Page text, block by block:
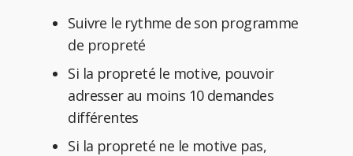
Suivre le rythme de son programme
de propreté
Si la propreté le motive, pouvoir
adresser au moins 10 demandes
différentes
Si la propreté ne le motive pas,